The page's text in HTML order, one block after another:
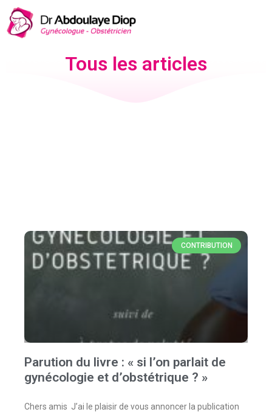
Tous les articles
CONTRIBUTION
Parution du livre : « si l’on parlait de
gynécologie et d’obstétrique ? »
Chers amis J’ai le plaisir de vous annoncer la publication